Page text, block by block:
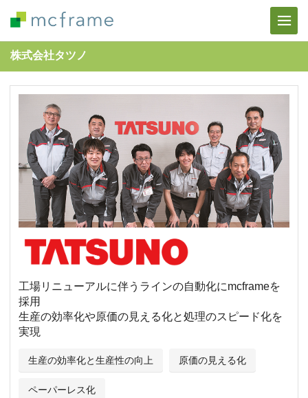
株式会社タツノ
工場リニューアルに伴うラインの自動化にmcframeを
採用
生産の効率化や原価の見える化と処理のスピード化を
実現
生産の効率化と生産性の向上 原価の見える化
ペーパーレス化